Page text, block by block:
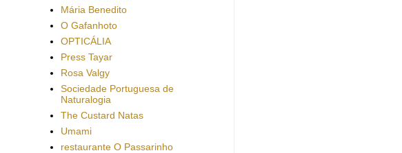
Mária Benedito
O Gafanhoto
OPTICÁLIA
Press Tayar
Rosa Valgy
Sociedade Portuguesa de
Naturalogia
The Custard Natas
Umami
restaurante O Passarinho